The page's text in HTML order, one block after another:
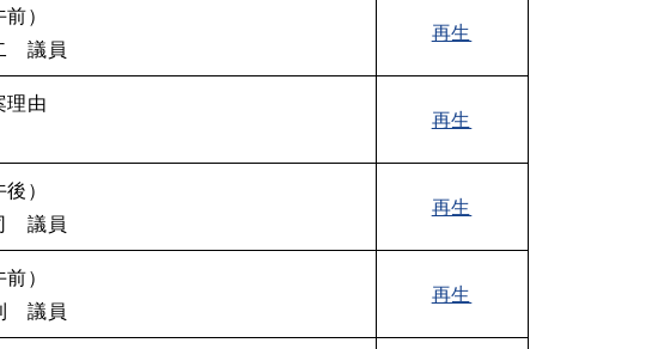
）
議員
再生
理由
再生
）
議員
再生
）
議員
再生